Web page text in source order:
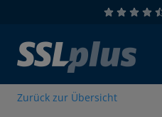
Zurück zur Übersicht